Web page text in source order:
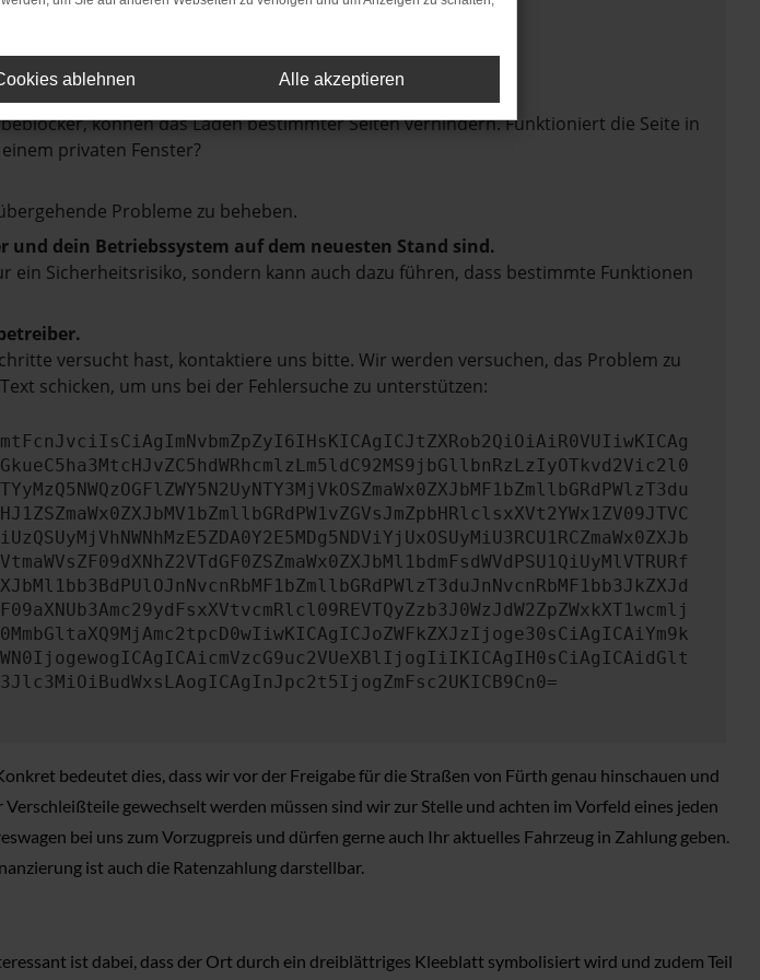
deine Suchmaschine?
können das Laden bestimmter Seiten verhindern. Funktioniert die Seite in
privaten Fenster?
Probleme zu beheben.
und dein Betriebssystem auf dem neuesten Stand sind.
ein Sicherheitsrisiko, sondern kann auch dazu führen, dass bestimmte Funktionen
versucht hast, kontaktiere uns bitte. Wir werden versuchen, das Problem zu
schicken, um uns bei der Fehlersuche zu unterstützen:
bedeutet dies, dass wir vor der Freigabe für die Straßen von Fürth genau hinschauen und
gewechselt werden müssen sind wir zur Stelle und achten im Vorfeld eines jeden
bei uns zum Vorzugpreis und dürfen gerne auch Ihr aktuelles Fahrzeug in Zahlung geben.
ist auch die Ratenzahlung darstellbar.
ist dabei, dass der Ort durch ein dreiblättriges Kleeblatt symbolisiert wird und zudem Teil
ablehnen Alle akzeptieren